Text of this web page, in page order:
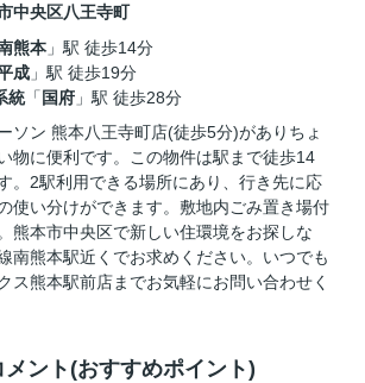
中央区八王寺町
熊本 」駅 徒歩14分
成 」駅 徒歩19分
統「 国府 」駅 徒歩28分
ソン 熊本八王寺町店(徒歩5分)がありちょ
物に便利です。この物件は駅まで徒歩14
。2駅利用できる場所にあり、行き先に応
使い分けができます。敷地内ごみ置き場付
熊本市中央区で新しい住環境をお探しな
南熊本駅近くでお求めください。いつでも
ス熊本駅前店までお気軽にお問い合わせく
ント(おすすめポイント)